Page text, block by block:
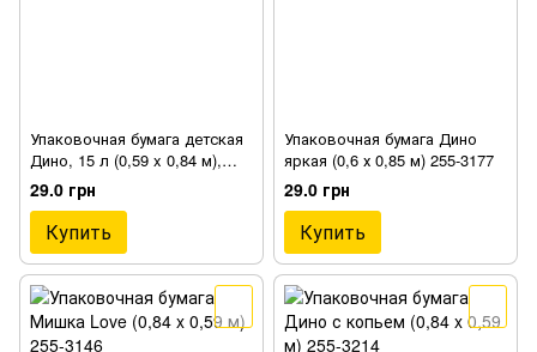
Упаковочная бумага детская
Дино, 15 л (0,59 x 0,84 м),
артикул 255-3306
29.0 грн
Купить
Упаковочная бумага Дино
яркая (0,6 х 0,85 м) 255-3177
29.0 грн
Купить